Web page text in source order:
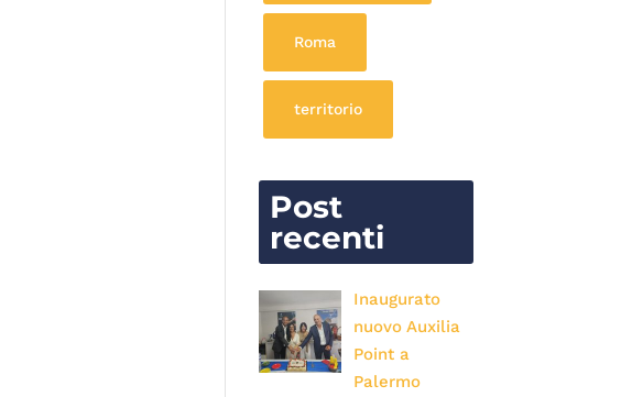
Roma
territorio
Post
recenti
Inaugurato
nuovo Auxilia
Point a
Palermo